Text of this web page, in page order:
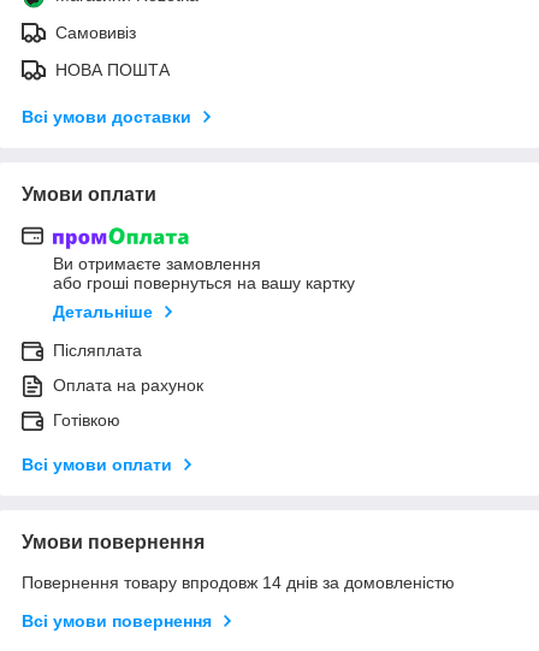
Самовивіз
НОВА ПОШТА
Всі умови доставки
Умови оплати
Ви отримаєте замовлення
або гроші повернуться на вашу картку
Детальніше
Післяплата
Оплата на рахунок
Готівкою
Всі умови оплати
Умови повернення
Повернення товару впродовж 14 днів за домовленістю
Всі умови повернення